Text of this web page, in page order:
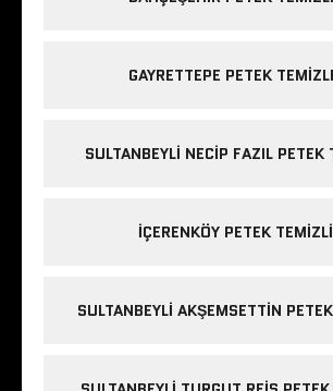
GAYRETTEPE PETEK
SULTANBEYLI NECIP FAZIL PETEK
IÇERENKÖY PETEK
SULTANBEYLI AKŞEMSETTIN